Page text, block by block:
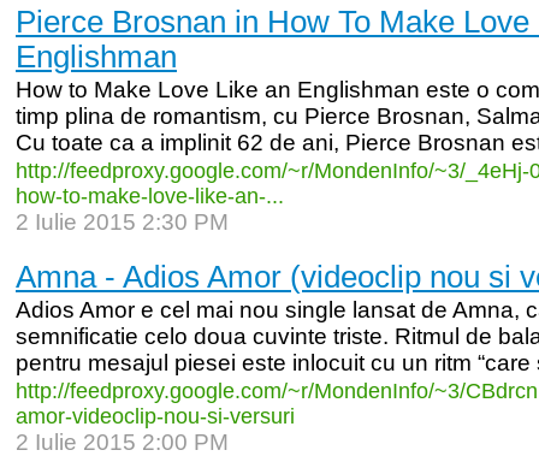
Pierce Brosnan in How To Make Love
Englishman
How to Make Love Like an Englishman este o
timp plina de romantism, cu Pierce Brosnan,
Cu toate ca a implinit 62 de ani, Pierce Brosnan
http://feedproxy.google.com/~r/MondenInfo/~3/ 4eHj-
how-to-make- love- like-an-...
2 Iulie 2015 2:30 PM
Amna - Adios Amor (videoclip nou si
Adios Amor e cel mai nou single lansat de Amna,
semnificatie celo doua cuvinte triste. Ritmul de
pentru mesajul piesei este inlocuit cu un ritm “care
http://feedproxy.google.com/~r/MondenInfo/~3/
amor-videoclip-nou-si-versuri
2 Iulie 2015 2:00 PM